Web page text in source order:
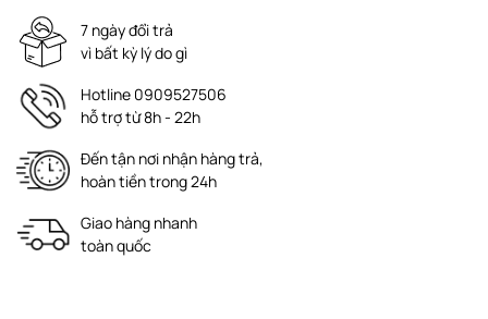
7 ngày đổi trả
vì bất kỳ lý do gì
Hotline 0909527506
hỗ trợ từ 8h - 22h
Đến tận nơi nhận hàng trả,
hoàn tiền trong 24h
Giao hàng nhanh
toàn quốc